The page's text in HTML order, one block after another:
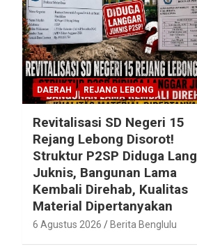
DAERAH REJANG LEBONG
Revitalisasi SD Negeri 15
Rejang Lebong Disorot!
Struktur P2SP Diduga
Juknis, Bangunan Lama
Kembali Direhab, Kualitas
Material Dipertanyakan
6 Agustus 2026 Berita Benglulu